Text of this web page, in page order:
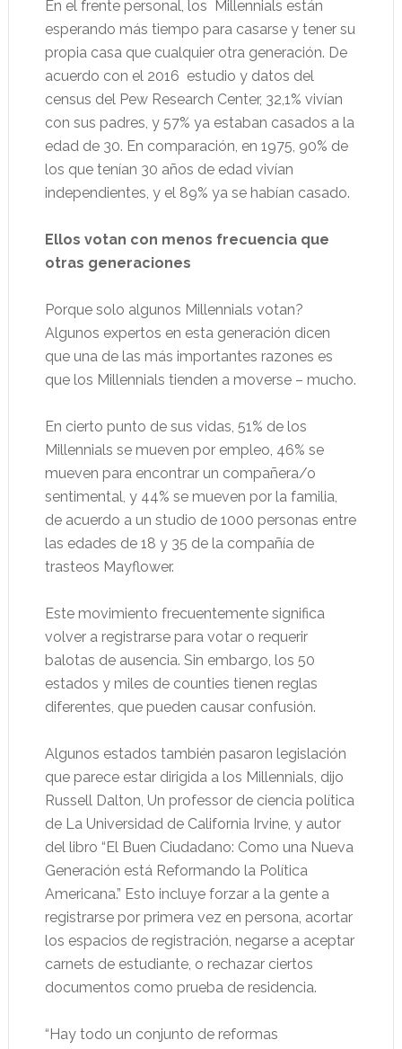
En el frente personal, los Millennials están
esperando más tiempo para casarse y tener su
propia casa que cualquier otra generación. De
acuerdo con el 2016 estudio y datos del
census del Pew Research Center, 32,1% vivían
con sus padres, y 57% ya estaban casados a la
edad de 30. En comparación, en 1975, 90% de
los que tenían 30 años de edad vivían
independientes, y el 89% ya se habían casado.
Ellos votan con menos frecuencia que
otras generaciones
Porque solo algunos Millennials votan?
Algunos expertos en esta generación dicen
que una de las más importantes razones es
que los Millennials tienden a moverse – mucho.
En cierto punto de sus vidas, 51% de los
Millennials se mueven por empleo, 46% se
mueven para encontrar un compañera/o
sentimental, y 44% se mueven por la familia,
de acuerdo a un studio de 1000 personas entre
las edades de 18 y 35 de la compañía de
trasteos Mayflower.
Este movimiento frecuentemente significa
volver a registrarse para votar o requerir
balotas de ausencia. Sin embargo, los 50
estados y miles de counties tienen reglas
diferentes, que pueden causar confusión.
Algunos estados también pasaron legislación
que parece estar dirigida a los Millennials, dijo
Russell Dalton, Un professor de ciencia política
de La Universidad de California Irvine, y autor
del libro “El Buen Ciudadano: Como una Nueva
Generación está Reformando la Política
Americana.” Esto incluye forzar a la gente a
registrarse por primera vez en persona, acortar
los espacios de registración, negarse a aceptar
carnets de estudiante, o rechazar ciertos
documentos como prueba de residencia.
“Hay todo un conjunto de reformas